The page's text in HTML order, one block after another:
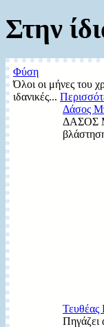
Στην
Φύση
Όλοι οι μήνες του
ιδανικές...
Δάσος
ΔΑΣΟΣ
Τευθέας
Πηγάζει